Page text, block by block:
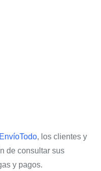
EnvíoTodo, los clientes y
de consultar sus
y pagos.